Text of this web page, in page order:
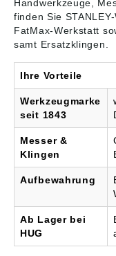
Handwerkzeuge,
finden Sie
FatMax-Werkstatt
samt Ersatzklingen.
Ihre Vorteile
Werkzeugmarke
seit 1843
Messer &
Klingen
Aufbewahrung
Ab Lager bei
HUG